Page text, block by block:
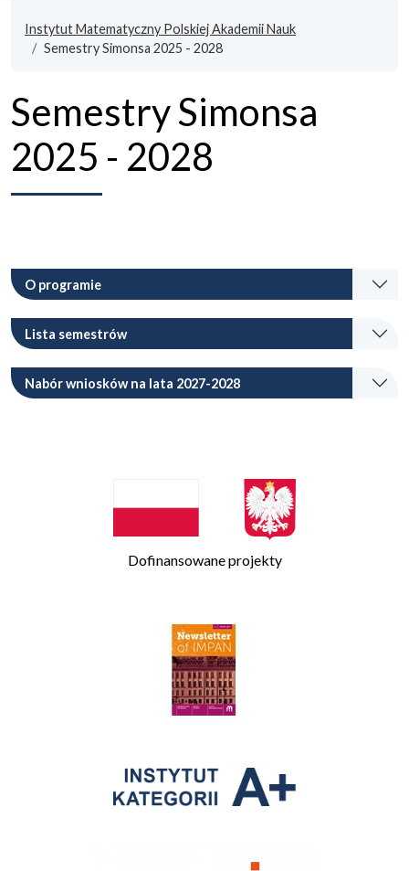
Instytut Matematyczny Polskiej Akademii Nauk
Semestry Simonsa 2025 - 2028
Semestry Simonsa
2025 - 2028
O programie
Lista semestrów
Nabór wniosków na lata 2027-2028
Dofinansowane projekty